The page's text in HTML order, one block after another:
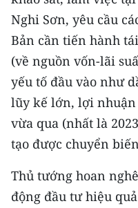
Nghi Sơn, yêu cầu
Bản cần tiến hành
(về nguồn vốn-lãi
yếu tố đầu vào như
lũy kế lớn, lợi
vừa qua (nhất là
tạo được chuyển
Thủ tướng hoan
động đầu tư hiệu